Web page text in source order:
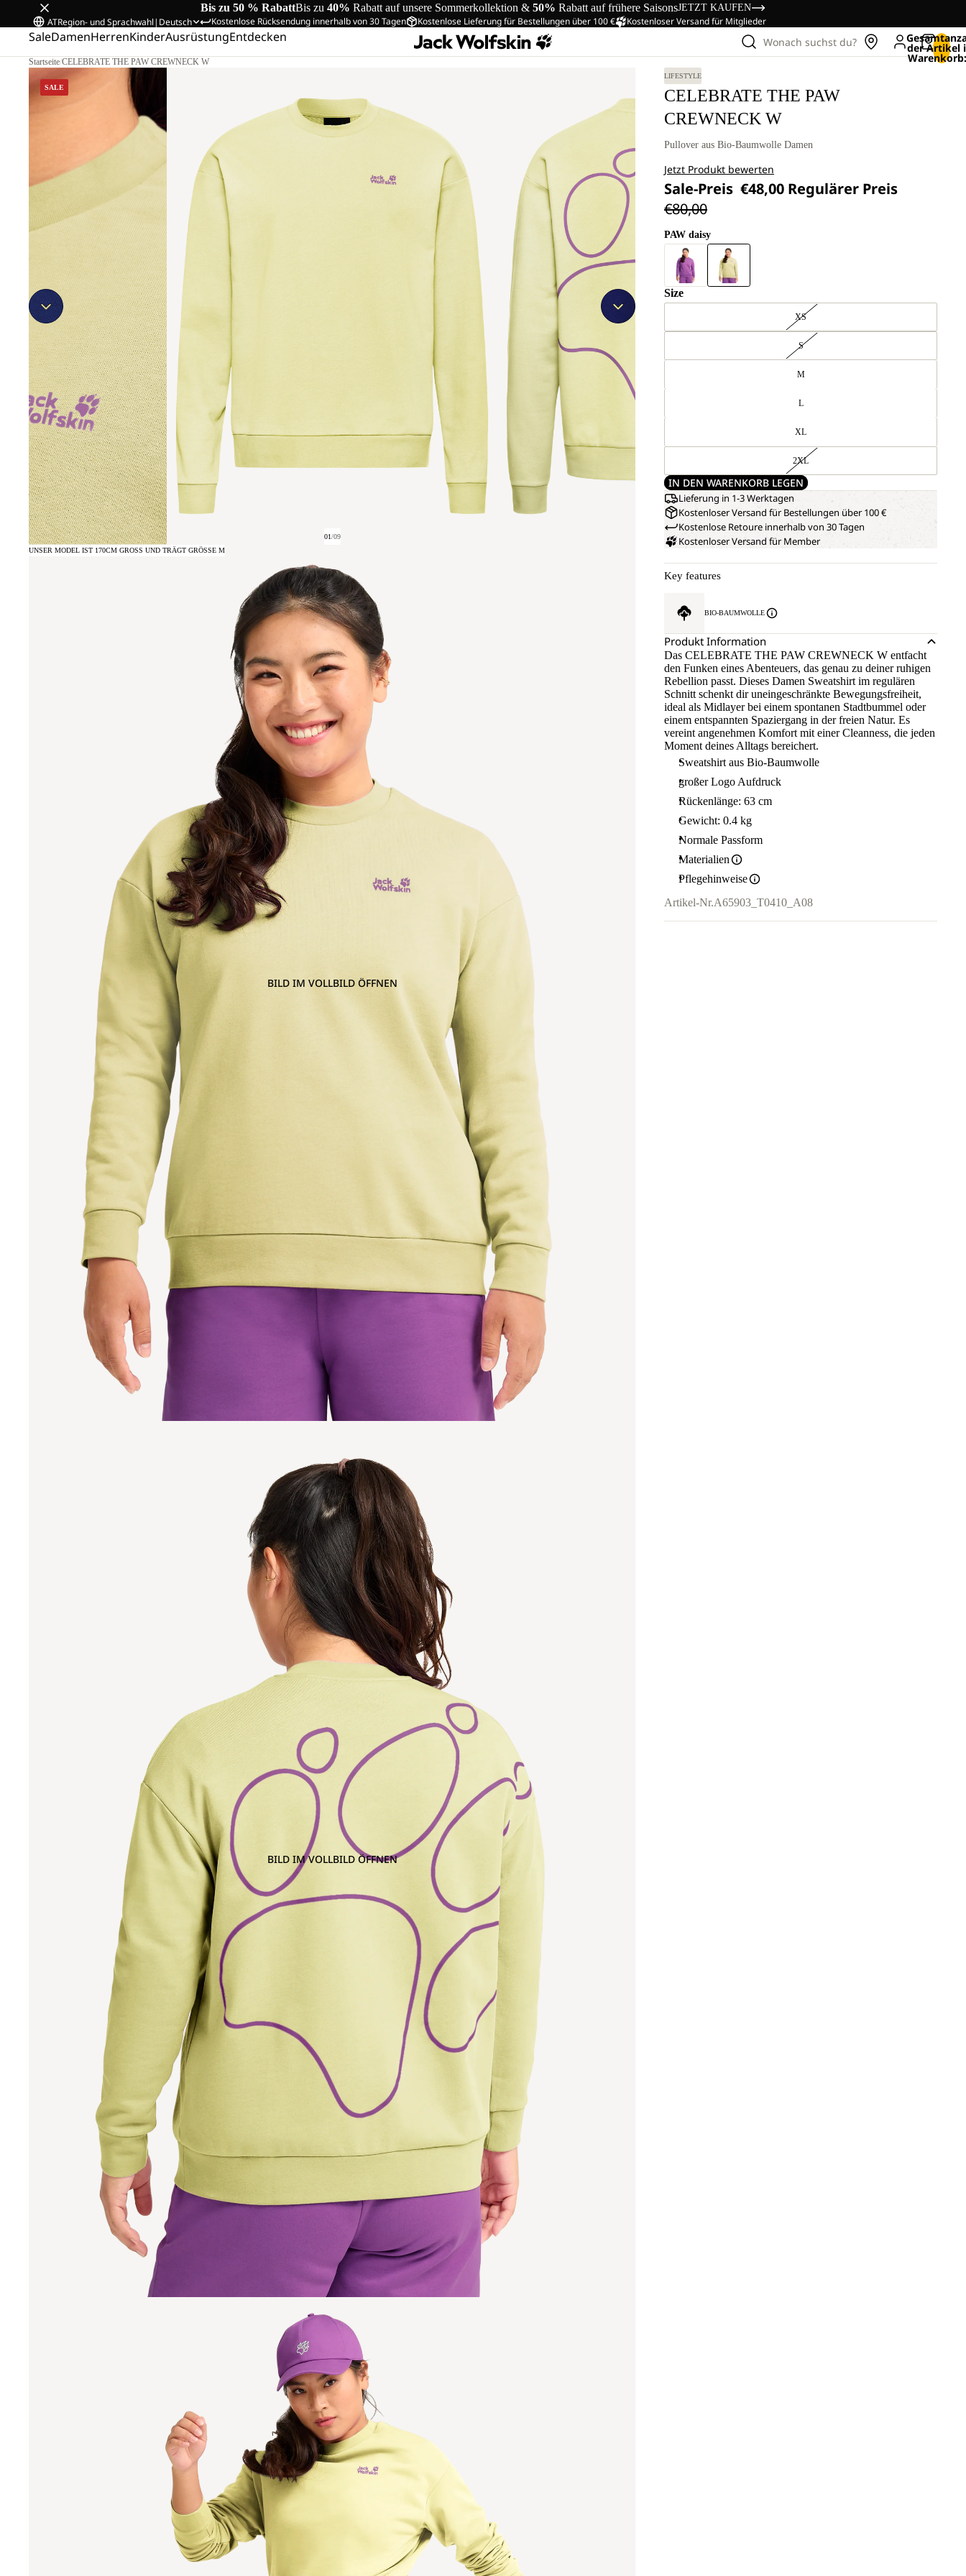
Bis zu 50 % RabattBis zu 40% Rabatt auf unsere Sommerkollektion & 50% Rabatt auf frühere SaisonsJETZT KAUFEN
Kostenlose Rücksendung innerhalb von 30 Tagen Kostenlose Lieferung für Bestellungen über 100 € Kostenloser Versand für Mitglieder
ATRegion- und Sprachwahl| Deutsch
SaleDamenHerrenKinderAusrüstungEntdecken Wonach suchst du? der Artikel
Startseite/CELEBRATE THE PAW CREWNECK W
SALE
01/09
BILD IM VOLLBILD ÖFFNEN
UNSER MODEL IST 170CM GROSS UND TRÄGT GRÖSSE M
BILD IM VOLLBILD ÖFFNEN
LIFESTYLE
CELEBRATE THE PAW
CREWNECK W
Pullover aus Bio-Baumwolle Damen
Jetzt Produkt bewerten
Sale-Preis €48,00 Regulärer Preis
€80,00
PAW daisy
Size
XS
S
M
L
XL
2XL
IN DEN WARENKORB LEGEN
Lieferung in 1-3 Werktagen
Kostenloser Versand für Bestellungen über 100 €
Kostenlose Retoure innerhalb von 30 Tagen
Kostenloser Versand für Member
Key features
BIO-BAUMWOLLE
Produkt Information
Das CELEBRATE THE PAW CREWNECK W entfacht
den Funken eines Abenteuers, das genau zu deiner ruhigen
Rebellion passt. Dieses Damen Sweatshirt im regulären
Schnitt schenkt dir uneingeschränkte Bewegungsfreiheit,
ideal als Midlayer bei einem spontanen Stadtbummel oder
einem entspannten Spaziergang in der freien Natur. Es
vereint angenehmen Komfort mit einer Cleanness, die jeden
Moment deines Alltags bereichert.
Sweatshirt aus Bio-Baumwolle
großer Logo Aufdruck
Rückenlänge: 63 cm
Gewicht: 0.4 kg
Normale Passform
Materialien
Pflegehinweise
Artikel-Nr.A65903_T0410_A08